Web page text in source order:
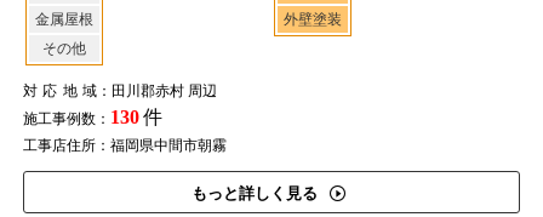
金属屋根
その他
外壁塗装
対応地域：田川郡赤村 周辺
施工事例数： 130件
工事店住所：福岡県中間市朝霧
もっと詳しく見る